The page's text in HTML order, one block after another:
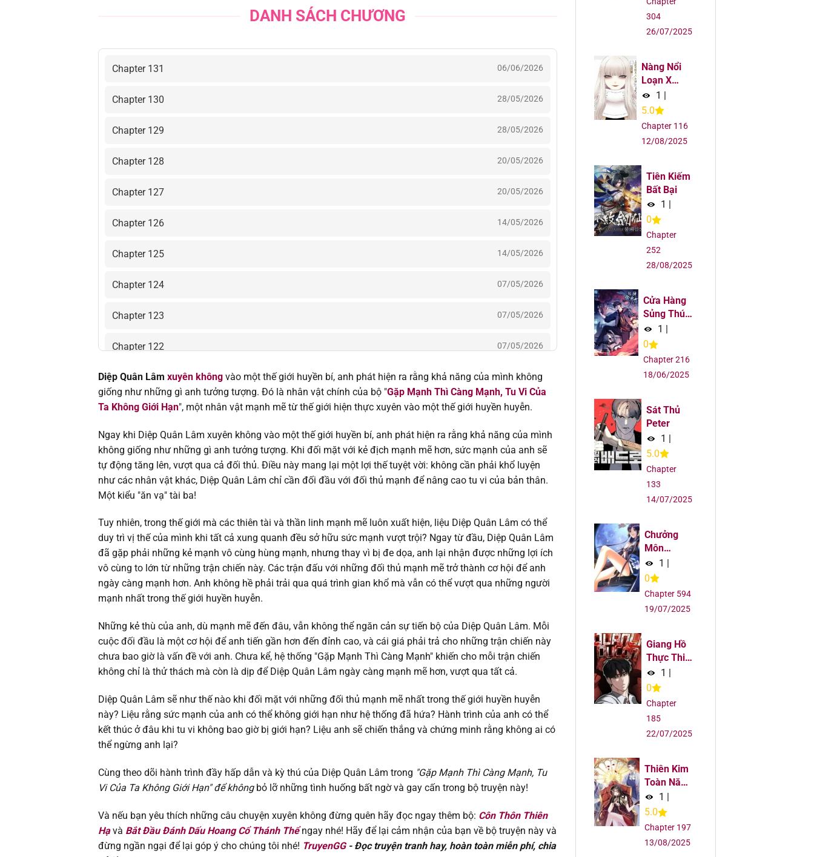
DANH SÁCH CHƯƠNG
Chapter 131 06/06/2026
Chapter 130 28/05/2026
Chapter 129 28/05/2026
Chapter 128 20/05/2026
Chapter 127 20/05/2026
Chapter 126 14/05/2026
Chapter 125 14/05/2026
Chapter 124 07/05/2026
Chapter 123 07/05/2026
Chapter 122 07/05/2026
Chapter 121 07/05/2026
Chapter 120 07/05/2026
Chapter 119 15/04/2026
Chapter 118 15/04/2026
Chapter 117
Chapter 116 15/04/2026
Chapter 115 01/04/2026
Chapter 114
Chapter 113 26/03/2026
Chapter 112 17/03/2026
Chapter 110 17/03/2026
Chapter 109
Chapter 108 10/02/2026
Chapter 107
Chapter 106 26/01/2026
Diệp Quân Lâm xuyên không vào một thế giới huyền bí, anh phát hiện ra rằng khả năng của mình không
giống như những gì anh tưởng tượng. Đó là nhân vật chính của bộ "Gặp Mạnh Thì Càng Mạnh, Tu Vi Của
Ta Không Giới Hạn", một nhân vật mạnh mẽ từ thế giới hiện thực xuyên vào một thế giới huyền huyễn.
Ngay khi Diệp Quân Lâm xuyên không vào một thế giới huyền bí, anh phát hiện ra rằng khả năng của mình
không giống như những gì anh tưởng tượng. Khi đối mặt với kẻ địch mạnh mẽ hơn, sức mạnh của anh sẽ
tự động tăng lên, vượt qua cả đối thủ. Điều này mang lại một lợi thế tuyệt vời: không cần phải khổ luyện
như các nhân vật khác, Diệp Quân Lâm chỉ cần đối đầu với đối thủ mạnh để nâng cao tu vi của bản thân.
Một kiểu "ăn vạ" tài ba!
Tuy nhiên, trong thế giới mà các thiên tài và thần linh mạnh mẽ luôn xuất hiện, liệu Diệp Quân Lâm có thể
duy trì vị thế của mình khi tất cả xung quanh đều sở hữu sức mạnh vượt trội? Ngay từ đầu, Diệp Quân Lâm
đã gặp phải những kẻ mạnh vô cùng hùng mạnh, nhưng thay vì bị đe dọa, anh lại nhận được những lợi ích
vô cùng to lớn từ những trận chiến này. Các trận đấu với những đối thủ mạnh mẽ trở thành cơ hội để anh
ngày càng mạnh hơn. Anh không hề phải trải qua quá trình gian khổ mà vẫn có thể vượt qua những người
mạnh nhất trong thế giới huyền huyễn.
Những kẻ thù của anh, dù mạnh mẽ đến đâu, vẫn không thể ngăn cản sự tiến bộ của Diệp Quân Lâm. Mỗi
cuộc đối đầu là một cơ hội để anh tiến gần hơn đến đỉnh cao, và cái giá phải trả cho những trận chiến này
chưa bao giờ là vấn đề với anh. Chưa kể, hệ thống "Gặp Mạnh Thì Càng Mạnh" khiến cho mỗi trận chiến
không chỉ là thử thách mà còn là dịp để Diệp Quân Lâm ngày càng mạnh mẽ hơn, vượt qua tất cả.
Diệp Quân Lâm sẽ như thế nào khi đối mặt với những đối thủ mạnh mẽ nhất trong thế giới huyền huyễn
này? Liệu rằng sức mạnh của anh có thể không giới hạn như hệ thống đã hứa? Hành trình của anh có thể
kết thúc ở đâu khi tu vi không bao giờ bị giới hạn? Liệu anh sẽ chiến thắng và chứng minh rằng không ai có
thể ngừng anh lại?
Cùng theo dõi hành trình đầy hấp dẫn và kỳ thú của Diệp Quân Lâm trong "Gặp Mạnh Thì Càng Mạnh, Tu
Vi Của Ta Không Giới Hạn" để không bỏ lỡ những tình huống bất ngờ và gay cấn trong bộ truyện này!
Và nếu bạn yêu thích những câu chuyện xuyên không đừng quên hãy đọc ngay thêm bộ: Côn Thôn Thiên
Hạ và Bắt Đầu Đánh Dấu Hoang Cổ Thánh Thểngay nhé! Hãy để lại cảm nhận của bạn về bộ truyện này và
đừng ngần ngại để lại góp ý cho chúng tôi nhé! TruyenGG - Đọc truyện tranh hay, hoàn toàn miễn phí, chia
304
26/07/2025
Nàng Nổi
Loạn X
Chàng Thợ
May
1 |
5.0
Chapter 116
12/08/2025
Tiên Kiếm
Bất Bại
1
0
Chapter
252
28/08/2025
Cửa Hàng
Sủng Thú
Siêu Thần
1 |
0
Chapter 216
18/06/2025
Sát Thủ
Peter
1 |
5.0
Chapter
133
14/07/2025
Chưởng
Môn
Khiêm Tốn
Chút
1 |
0
Chapter 594
19/07/2025
Giang Hồ
Thực Thi
Công Lý
1 |
0
Chapter
185
22/07/2025
Thiên Kim
Toàn Năng
Đại Tài
1
5.0
Chapter 197
13/08/2025